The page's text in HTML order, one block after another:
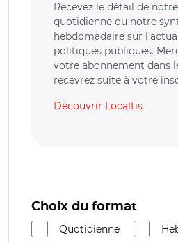
Recevez le détail de
quotidienne ou notre
hebdomadaire sur
politiques publiques.
votre abonnement dans
recevrez suite à votre
Découvrir Localtis
Choix du format
Quotidienne